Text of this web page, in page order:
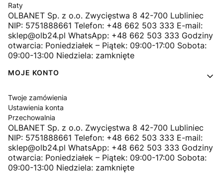
Raty
OLBANET Sp. z o.o. Zwycięstwa 8 42-700 Lubliniec
NIP: 5751888661 Telefon: +48 662 503 333 E-mail:
sklep@olb24.pl WhatsApp: +48 662 503 333 Godziny
otwarcia: Poniedziałek – Piątek: 09:00-17:00 Sobota:
09:00-13:00 Niedziela: zamknięte
MOJE KONTO
Twoje zamówienia
Ustawienia konta
Przechowalnia
OLBANET Sp. z o.o. Zwycięstwa 8 42-700 Lubliniec
NIP: 5751888661 Telefon: +48 662 503 333 E-mail:
sklep@olb24.pl WhatsApp: +48 662 503 333 Godziny
otwarcia: Poniedziałek – Piątek: 09:00-17:00 Sobota:
09:00-13:00 Niedziela: zamknięte